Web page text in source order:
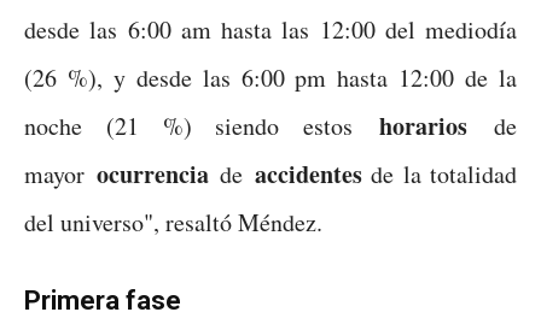
desde las 6:00 am hasta las 12:00 del mediodía
(26 %), y desde las 6:00 pm hasta 12:00 de la
noche (21 %) siendo estoshorarios de
mayor ocurrenciade accidentesde la totalidad
del universo", resaltó Méndez.
Primera fase